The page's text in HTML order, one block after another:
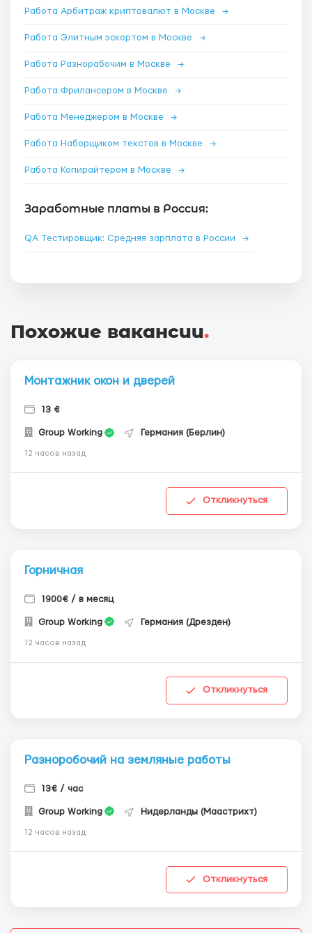
Работа Арбитраж криптовалют в Москве →
Работа Элитным эскортом в Москве →
Работа Разнорабочим в Москве →
Работа Фрилансером в Москве →
Работа Менеджером в Москве →
Работа Наборщиком текстов в Москве →
Работа Копирайтером в Москве →
Заработные платы в Россия:
QA Тестировщик: Средняя зарплата в России →
Похожие вакансии.
Монтажник окон и дверей
13 €
Group Working Германия (Берлин)
12 часов назад
Откликнуться
Горничная
1900€ / в месяц
Group Working Германия (Дрезден)
12 часов назад
Откликнуться
Разноробочий на земляные работы
13€ / час
Group Working Нидерланды (Маастрихт)
12 часов назад
Откликнуться